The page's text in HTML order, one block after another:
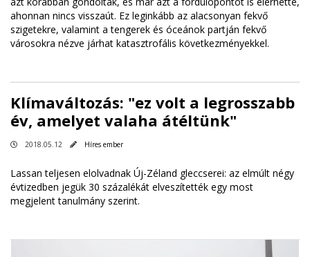
ahonnan nincs visszaút. Ez leginkább az alacsonyan fekvő
szigetekre, valamint a tengerek és óceánok partján fekvő
városokra nézve járhat katasztrofális következményekkel.
Klímaváltozás: "ez volt a legrosszabb
év, amelyet valaha átéltünk"
2018.05.12 Híres ember
Lassan teljesen elolvadnak Új-Zéland gleccserei: az elmúlt négy
évtizedben jegük 30 százalékát elveszítették egy most
megjelent tanulmány szerint.